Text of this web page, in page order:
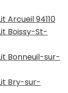
Arcueil 94110
Boissy-St-
Bonneuil-sur-
Bry-sur-